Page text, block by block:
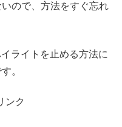
ので、方法をすぐ忘れ
ライトを止める方法に
。
ンク